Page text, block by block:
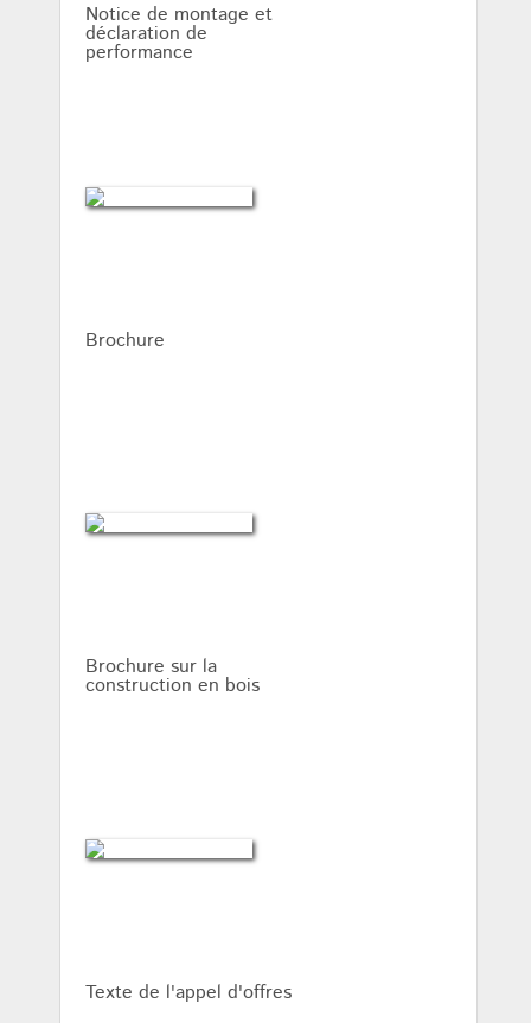
Notice de montage et
déclaration de
performance
Brochure
Brochure sur la
construction en bois
Texte de l'appel d'offres